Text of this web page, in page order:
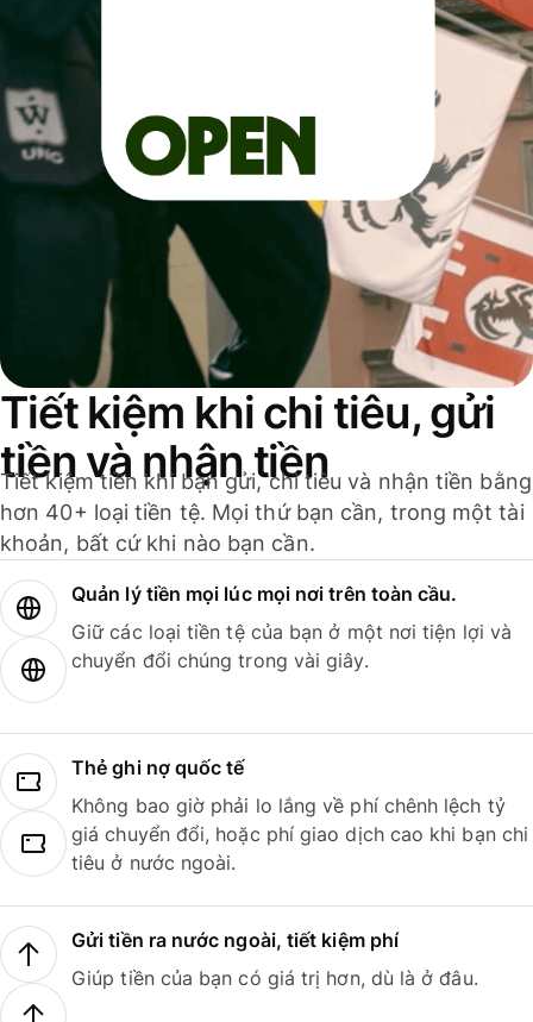
Tiết kiệm khi chi tiêu, gửi
tiền và nhận tiền
Tiết kiệm tiền khi bạn gửi, chi tiêu và nhận tiền bằng
hơn 40+ loại tiền tệ. Mọi thứ bạn cần, trong một tài
khoản, bất cứ khi nào bạn cần.
Quản lý tiền mọi lúc mọi nơi trên toàn cầu.
Giữ các loại tiền tệ của bạn ở một nơi tiện lợi và
chuyển đổi chúng trong vài giây.
Thẻ ghi nợ quốc tế
Không bao giờ phải lo lắng về phí chênh lệch tỷ
giá chuyển đổi, hoặc phí giao dịch cao khi bạn chi
tiêu ở nước ngoài.
Gửi tiền ra nước ngoài, tiết kiệm phí
Giúp tiền của bạn có giá trị hơn, dù là ở đâu.